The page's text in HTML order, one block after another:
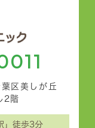
区美しが丘
2階
」徒歩3分